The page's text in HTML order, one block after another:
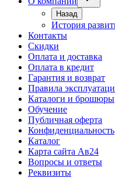
Назад
История
Контакты
Скидки
Оплата и доставка
Оплата в кредит
Гарантия и возврат
Правила
Каталоги и брошюры
Обучение
Публичная оферта
Конфиденциальность
Каталог
Карта сайта Ав24
Вопросы и ответы
Реквизиты